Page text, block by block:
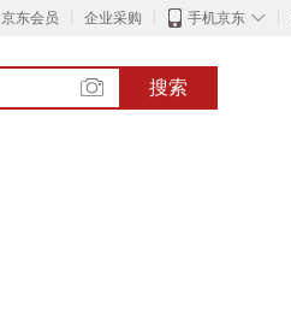
京东会员 企业采购 ◇
手机京东
搜索